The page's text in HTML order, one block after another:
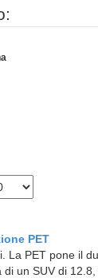
PET
La PET pone il
di un SUV di